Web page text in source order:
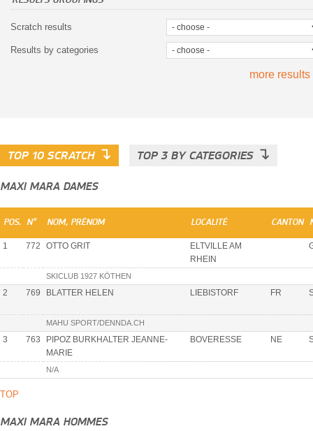
Scratch results
Results by categories
more results
TOP 10 SCRATCH ↴ TOP 3 BY CATEGORIES ↴
MAXI MARA DAMES
POS. N° NOM, PRÉNOM LOCALITÉ CANTON
1 772 OTTO GRIT
ELTVILLE AM
RHEIN
SKICLUB 1927 KÖTHEN
2 769 BLATTER HELEN LIEBISTORF FR
MAHU SPORT/DENNDA.CH
3 763
PIPOZ BURKHALTER JEANNE-
MARIE
BOVERESSE NE
N/A
TOP
MAXI MARA HOMMES